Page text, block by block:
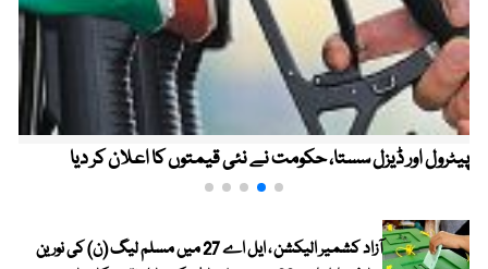
پیٹرول اور ڈیزل سستا، حکومت نے نئی قیمتوں کا اعلان کر دیا
آزاد کشمیر الیکشن ، ایل اے 27 میں مسلم لیگ (ن) کی نورین